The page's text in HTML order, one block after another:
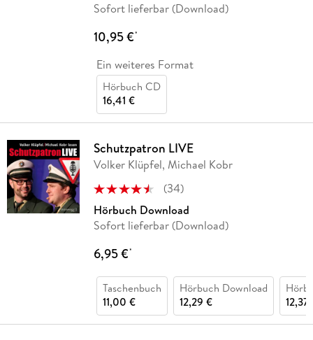
Sofort lieferbar (Download)
10,95 €*
Ein weiteres Format
Hörbuch CD
16,41 €
Schutzpatron LIVE
Volker Klüpfel, Michael Kobr
(34)
Hörbuch Download
Sofort lieferbar (Download)
6,95 €*
Taschenbuch
11,00 €
Hörbuch Download
12,29 €
12,37